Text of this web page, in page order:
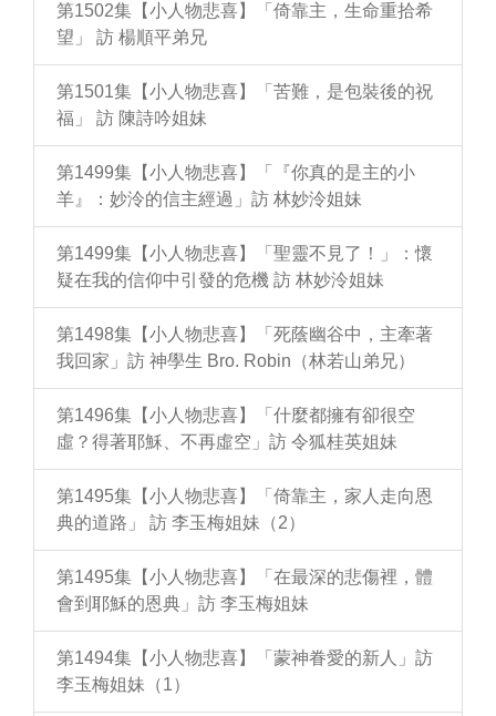
第1502集【小人物悲喜】「倚靠主，生命重拾希
望」 訪 楊順平弟兄
第1501集【小人物悲喜】「苦難，是包裝後的祝
福」 訪 陳詩吟姐妹
第1499集【小人物悲喜】「『你真的是主的小
羊』：妙泠的信主經過」訪 林妙泠姐妹
第1499集【小人物悲喜】「聖靈不見了！」：懷
疑在我的信仰中引發的危機 訪 林妙泠姐妹
第1498集【小人物悲喜】「死蔭幽谷中，主牽著
我回家」訪 神學生 Bro. Robin（林若山弟兄）
第1496集【小人物悲喜】「什麼都擁有卻很空
虛？得著耶穌、不再虛空」訪 令狐桂英姐妹
第1495集【小人物悲喜】「倚靠主，家人走向恩
典的道路」 訪 李玉梅姐妹（2）
第1495集【小人物悲喜】「在最深的悲傷裡，體
會到耶穌的恩典」訪 李玉梅姐妹
第1494集【小人物悲喜】「蒙神眷愛的新人」訪
李玉梅姐妹（1）